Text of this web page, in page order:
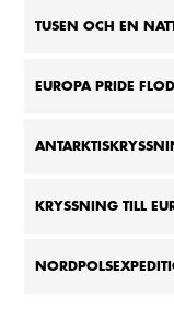
TUSEN OCH EN
EUROPA PRIDE
KRYSSNING TILL